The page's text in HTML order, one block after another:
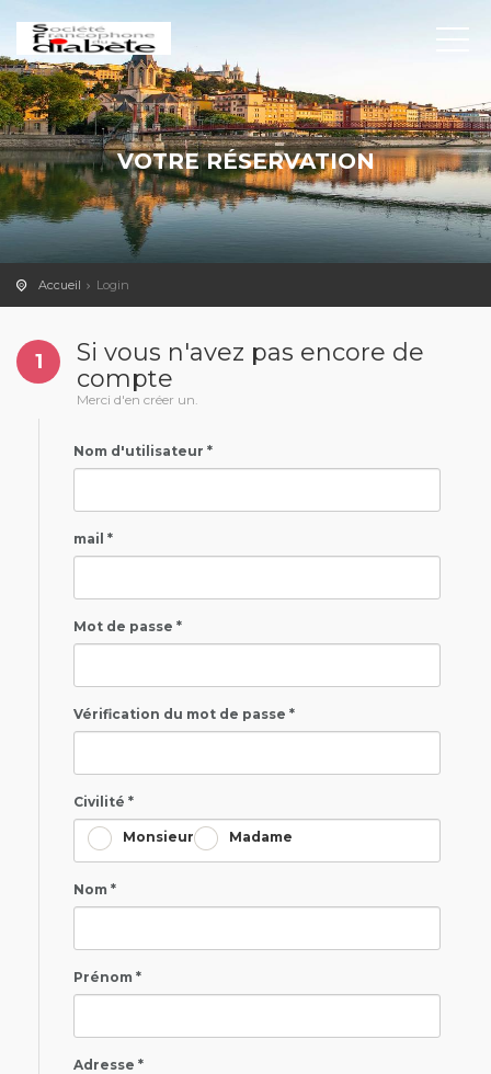
VOTRE RÉSERVATION
Accueil Login
1
Si vous n'avez pas encore de
compte
Merci d'en créer un.
Nom d'utilisateur *
mail *
Mot de passe *
Vérification du mot de passe *
Civilité *
Monsieur Madame
Nom *
Prénom *
Adresse *